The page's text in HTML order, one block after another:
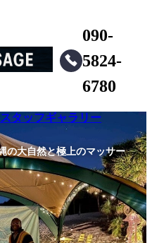
090-
5824-
6780
スタッフギャラリー
の大自然と極上のマッサー